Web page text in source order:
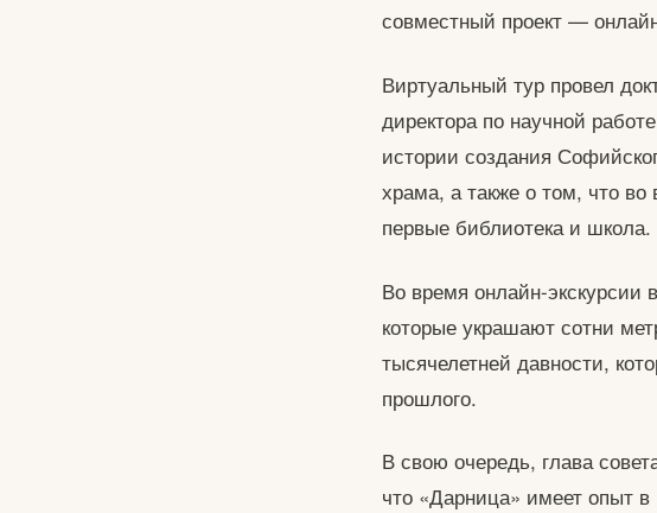
совместный проект —
Виртуальный тур провел
директора по научной
истории создания
храма, а также о том, что
первые библиотека и школа.
Во время онлайн-
которые украшают сотни
тысячелетней давности,
прошлого.
В свою очередь, глава
что «Дарница» имеет опыт